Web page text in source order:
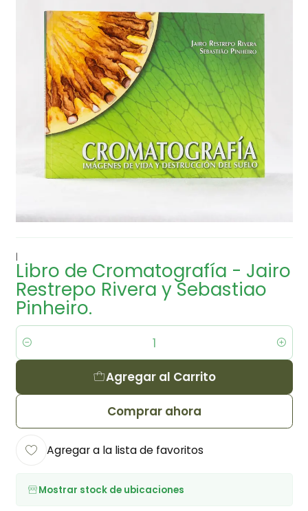
|
Libro de Cromatografía - Jairo
Restrepo Rivera y Sebastiao
Pinheiro.
Cantidad
Agregar al Carrito
Comprar ahora
Agregar a la lista de favoritos
Mostrar stock de ubicaciones